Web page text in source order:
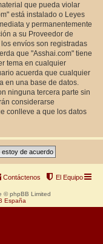
que pueda violar
está instalado o Leyes
y permanentemente
a su Proveedor de
envíos son registradas
que "Asshai.com" tiene
tema en cualquier
acuerda que cualquier
en una base de datos.
ninguna tercera parte sin
considerarse
conlleve a que los datos
El Equipo
Contáctenos
© phpBB Limited
España